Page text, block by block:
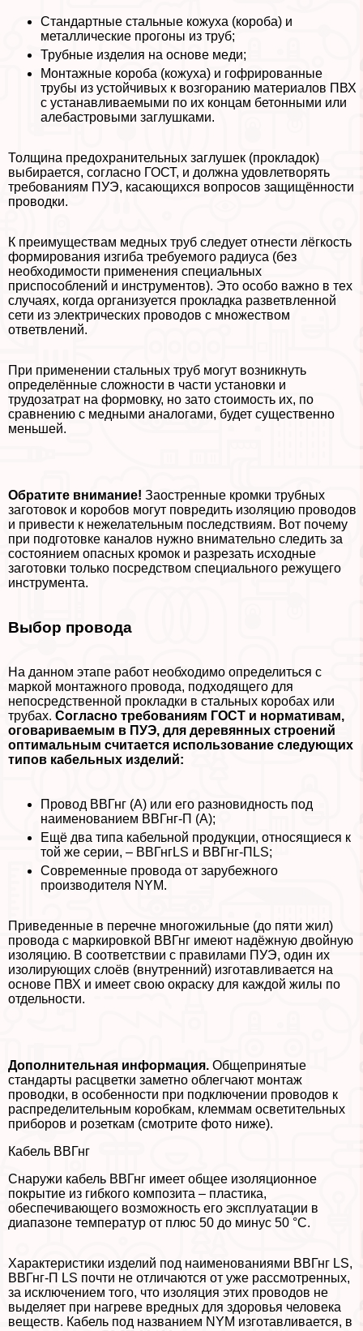
Стандартные стальные кожуха (короба) и
металлические прогоны из труб;
Трубные изделия на основе меди;
Монтажные короба (кожуха) и гофрированные
трубы из устойчивых к возгоранию материалов ПВХ
с устанавливаемыми по их концам бетонными или
алебастровыми заглушками.
Толщина пpeдoxpaнительных заглушек (прокладок)
выбирается, согласно ГОСТ, и должна удовлетворять
требованиям ПУЭ, касающихся вопросов защищённости
проводки.
К преимуществам медных труб следует отнести лёгкость
формирования изгиба требуемого радиуса (без
необходимости применения специальных
приспособлений и инструментов). Это особо важно в тех
случаях, когда организуется прокладка разветвленной
сети из электрических проводов с множеством
ответвлений.
При применении стальных труб могут возникнуть
определённые сложности в части установки и
трудозатрат на формовку, но зато стоимость их, по
сравнению с медными аналогами, будет существенно
меньшей.
Обратите внимание! Заостренные кромки трубных
заготовок и коробов могут повредить изоляцию проводов
и привести к нежелательным последствиям. Вот почему
при подготовке каналов нужно внимательно следить за
состоянием опасных кромок и разрезать исходные
заготовки только посредством специального режущего
инструмента.
Выбор провода
На данном этапе работ необходимо определиться с
маркой монтажного провода, подходящего для
непосредственной прокладки в стальных коробах или
трубах. Согласно требованиям ГОСТ и нормативам,
оговариваемым в ПУЭ, для деревянных строений
оптимальным считается использование следующих
типов кабельных изделий:
Провод ВВГнг (А) или его разновидность под
наименованием ВВГнг-П (А);
Ещё два типа кабельной продукции, относящиеся к
той же серии, – ВВГнгLS и ВВГнг-ПLS;
Современные провода от зарубежного
производителя NYM.
Приведенные в перечне многожильные (до пяти жил)
провода с маркировкой ВВГнг имеют надёжную двойную
изоляцию. В соответствии с правилами ПУЭ, один их
изолирующих слоёв (внутренний) изготавливается на
основе ПВХ и имеет свою окраску для каждой жилы по
отдельности.
Дополнительная информация. Общепринятые
стандарты расцветки заметно облегчают монтаж
проводки, в особенности при подключении проводов к
распределительным коробкам, клеммам осветительных
приборов и розеткам (смотрите фото ниже).
Кабель ВВГнг
Снаружи кабель ВВГнг имеет общее изоляционное
покрытие из гибкого композита – пластика,
обеспечивающего возможность его эксплуатации в
диапазоне температур от плюс 50 до минус 50 °С.
Хаpaктеристики изделий под наименованиями ВВГнг LS,
ВВГнг-П LS почти не отличаются от уже рассмотренных,
за исключением того, что изоляция этих проводов не
выделяет при нагреве вредных для здоровья человека
веществ. Кабель под названием NYM изготавливается, в